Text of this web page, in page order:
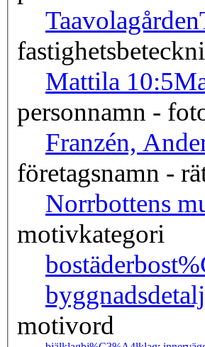
Taavolagården
Mattila 10:5
personnamn -
Franzén,
företagsnamn -
Norrbottens
motivkategori
bostäder
motivord